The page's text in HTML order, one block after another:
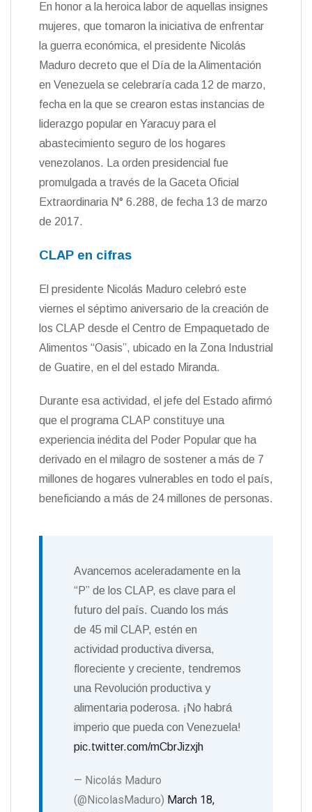
En honor a la heroica labor de aquellas insignes
mujeres, que tomaron la iniciativa de enfrentar
la guerra económica, el presidente Nicolás
Maduro decreto que el Día de la Alimentación
en Venezuela se celebraría cada 12 de marzo,
fecha en la que se crearon estas instancias de
liderazgo popular en Yaracuy para el
abastecimiento seguro de los hogares
venezolanos. La orden presidencial fue
promulgada a través de la Gaceta Oficial
Extraordinaria N° 6.288, de fecha 13 de marzo
de 2017.
CLAP en cifras
El presidente Nicolás Maduro celebró este
viernes el séptimo aniversario de la creación de
los CLAP desde el Centro de Empaquetado de
Alimentos “Oasis”, ubicado en la Zona Industrial
de Guatire, en el del estado Miranda.
Durante esa actividad, el jefe del Estado afirmó
que el programa CLAP constituye una
experiencia inédita del Poder Popular que ha
derivado en el milagro de sostener a más de 7
millones de hogares vulnerables en todo el país,
beneficiando a más de 24 millones de personas.
Avancemos aceleradamente en la
“P” de los CLAP, es clave para el
futuro del país. Cuando los más
de 45 mil CLAP, estén en
actividad productiva diversa,
floreciente y creciente, tendremos
una Revolución productiva y
alimentaria poderosa. ¡No habrá
imperio que pueda con Venezuela!
pic.twitter.com/mCbrJizxjh
— Nicolás Maduro
(@NicolasMaduro) March 18,